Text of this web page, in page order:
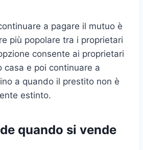
a pagare il mutuo è
più popolare tra i proprietari
consente ai proprietari
casa e poi continuare a
a quando il prestito non è
estinto.
quando si vende